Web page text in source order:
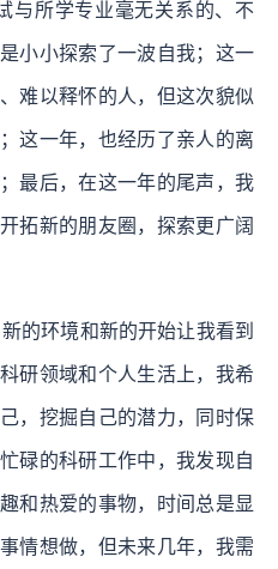
与所学专业毫无关系的、不
小小探索了一波自我；这一
难以释怀的人，但这次貌似
这一年，也经历了亲人的离
最后，在这一年的尾声，我
拓新的朋友圈，探索更广阔
的环境和新的开始让我看到
研领域和个人生活上，我希
，挖掘自己的潜力，同时保
碌的科研工作中，我发现自
和热爱的事物，时间总是显
情想做，但未来几年，我需